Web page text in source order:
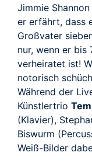
Jimmie
er erfährt, dass
Großvater
nur, wenn er bis
verheiratet ist!
notorisch
Während der
Künstlertrio
(Klavier),
Biswurm
Weiß-Bilder